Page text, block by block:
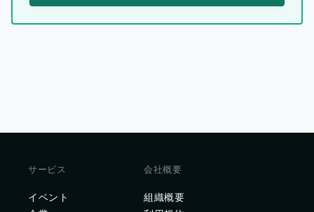
サービス
イベント
会社概要
組織概要